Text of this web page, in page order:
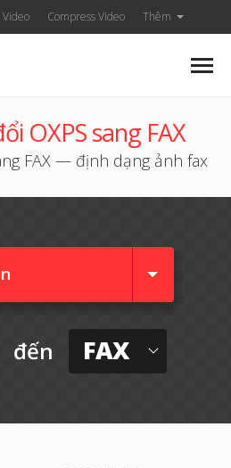
Compress Video Thêm
OXPS sang FAX
FAX — định dạng ảnh fax
đến FAX